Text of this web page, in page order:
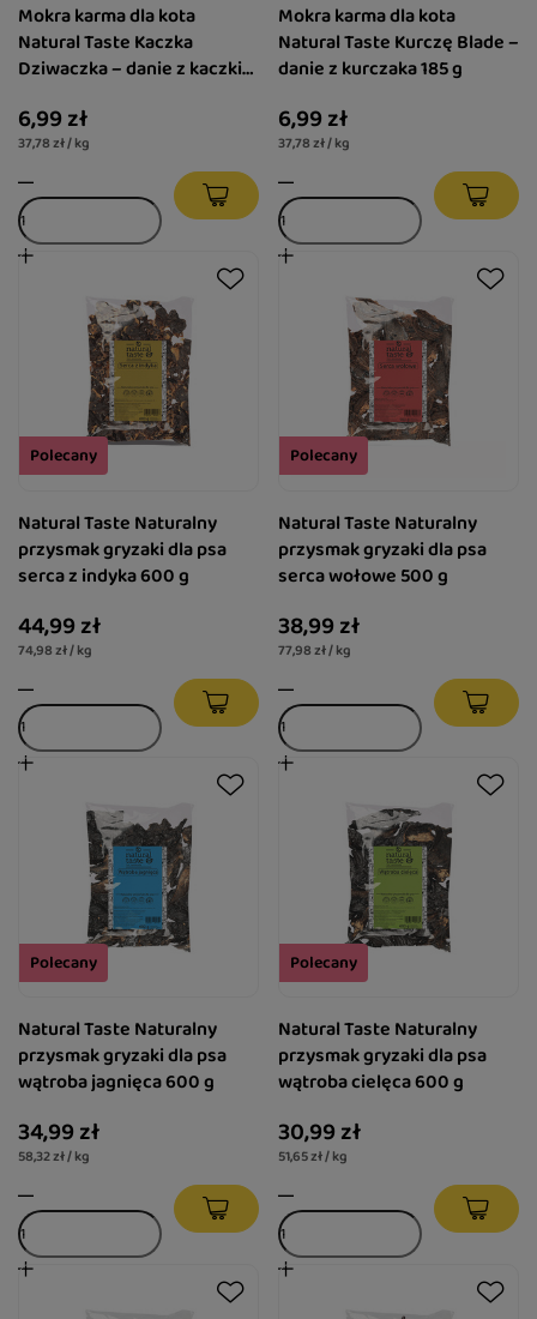
Mokra karma dla kota
Natural Taste Kaczka
Dziwaczka – danie z kaczki
6,99 zł
37,78 zł / kg
Mokra karma dla kota
Natural Taste Kurczę Blade –
danie z kurczaka 185 g
6,99 zł
37,78 zł / kg
Polecany
Natural Taste Naturalny
przysmak gryzaki dla psa
serca z indyka 600 g
44,99 zł
74,98 zł / kg
Polecany
Natural Taste Naturalny
przysmak gryzaki dla psa
serca wołowe 500 g
38,99 zł
77,98 zł / kg
Polecany
Natural Taste Naturalny
przysmak gryzaki dla psa
wątroba jagnięca 600 g
34,99 zł
58,32 zł / kg
Polecany
Natural Taste Naturalny
przysmak gryzaki dla psa
wątroba cielęca 600 g
30,99 zł
51,65 zł / kg